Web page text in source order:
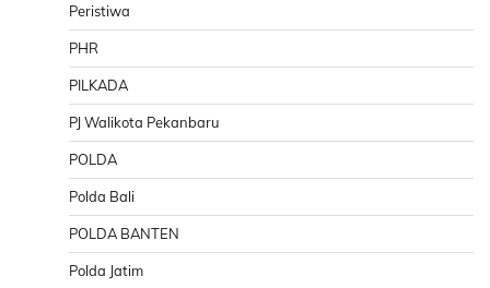
Peristiwa
PHR
PILKADA
PJ Walikota Pekanbaru
POLDA
Polda Bali
POLDA BANTEN
Polda Jatim